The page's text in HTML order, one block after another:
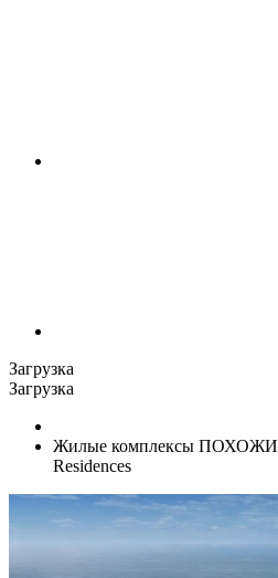
Загрузка
Загрузка
Жилые комплексы
Residences